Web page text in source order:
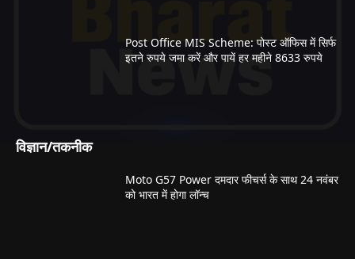
Post Office MIS Scheme: पोस्ट ऑफिस में सिर्फ
इतने रुपये जमा करें और पायें हर महीने 8633 रुपये
विज्ञान/तकनीक
Moto G57 Power दमदार फीचर्स के साथ 24 नवंबर
को भारत में होगा लॉन्च